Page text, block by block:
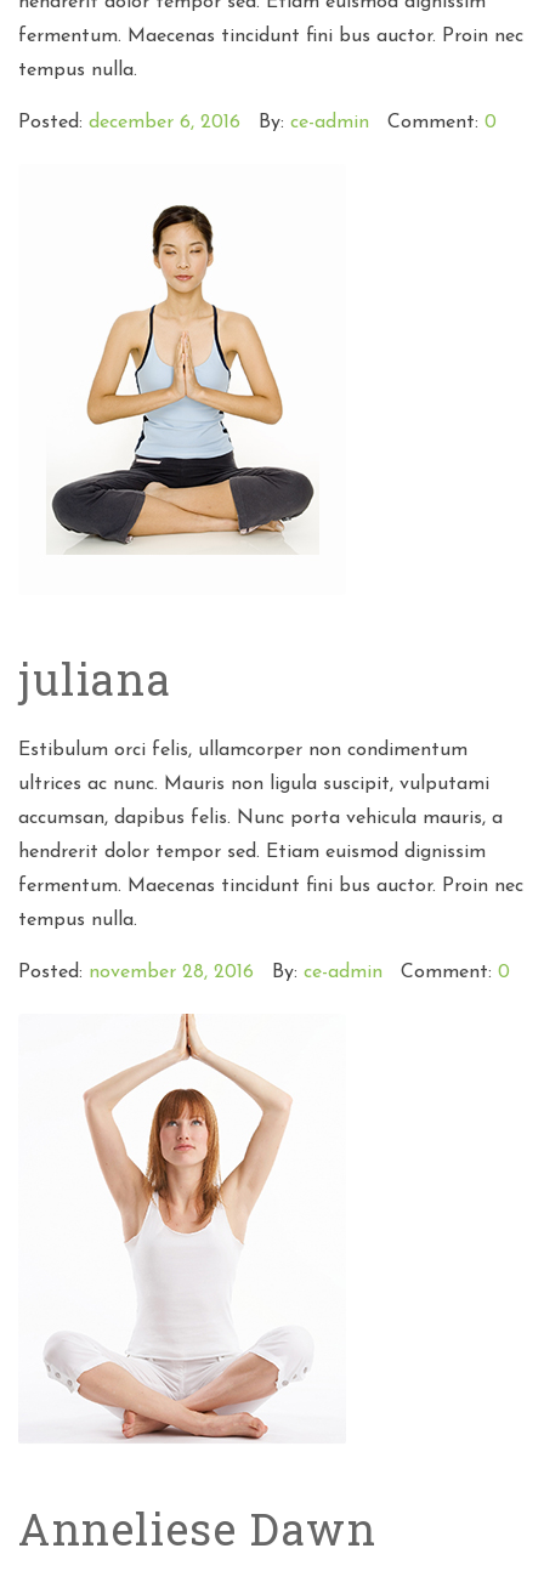
fermentum. Maecenas tincidunt fini bus auctor. Proin nec
tempus nulla.
Posted: december 6, 2016 By: ce-admin Comment: 0
juliana
Estibulum orci felis, ullamcorper non condimentum
ultrices ac nunc. Mauris non ligula suscipit, vulputami
accumsan, dapibus felis. Nunc porta vehicula mauris, a
hendrerit dolor tempor sed. Etiam euismod dignissim
fermentum. Maecenas tincidunt fini bus auctor. Proin nec
tempus nulla.
Posted: november 28, 2016 By: ce-admin Comment: 0
Anneliese Dawn